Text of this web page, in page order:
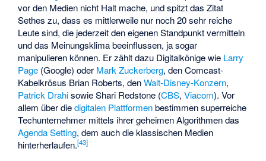
vor den Medien nicht Halt mache, und spitzt das Zitat
Sethes zu, dass es mittlerweile nur noch 20 sehr reiche
Leute sind, die jederzeit den eigenen Standpunkt vermitteln
und das Meinungsklima beeinflussen, ja sogar
manipulieren können. Er zählt dazu Digitalkönige wie Larry
Page (Google) oder Mark Zuckerberg, den Comcast-
Kabelkrösus Brian Roberts, denWalt-Disney-Konzern,
Patrick Drahisowie Shari Redstone (CBS,Viacom). Vor
allem über diedigitalen Plattformenbestimmen superreiche
Techunternehmer mittels ihrer geheimen Algorithmen das
Agenda Setting, dem auch die klassischen Medien
hinterherlaufen.[43]